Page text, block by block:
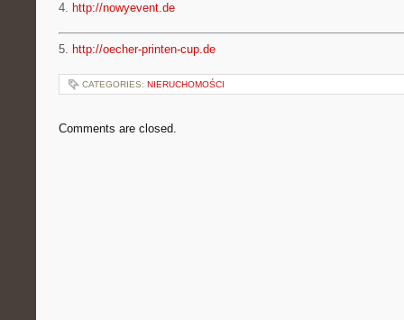
4. http://nowyevent.de
5. http://oecher-printen-cup.de
CATEGORIES: NIERUCHOMOŚCI
Comments are closed.